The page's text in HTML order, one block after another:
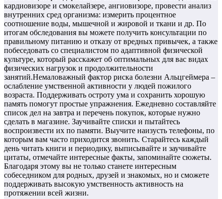
кардиовизоре и смокелайзере, ангиовизоре, провести анализ
внутренних сред организма: измерить процентное
соотношение воды, мышечной и жировой и ткани и др. По
итогам обследования вы можете получить консультации по
правильному питанию и отказу от вредных привычек, а также
побеседовать со специалистом по адаптивной физической
культуре, который расскажет об оптимальных для вас видах
физических нагрузок и продолжительности
занятий.Немаловажный фактор риска болезни Альцгеймера –
ослабление умственной активности у людей пожилого
возраста. Поддерживать остроту ума и сохранить хорошую
память помогут простые упражнения. Ежедневно составляйте
список дел на завтра и перечень покупок, которые нужно
сделать в магазине. Заучивайте списки и пытайтесь
воспроизвести их по памяти. Выучите наизусть телефоны, по
которым вам часто приходится звонить. Старайтесь каждый
день читать книги и периодику, выписывайте и заучивайте
цитаты, отмечайте интересные факты, запоминайте сюжеты.
Благодаря этому вы не только станете интересным
собеседником для родных, друзей и знакомых, но и сможете
поддерживать высокую умственность активность на
протяжении всей жизни.